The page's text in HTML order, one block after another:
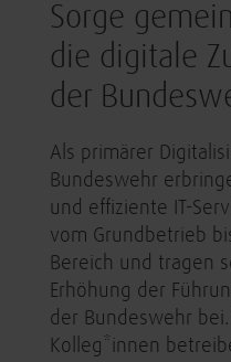
Sorge
die digitale
der
Als primärer
Bundeswehr
und effiziente IT-
vom Grundbetrieb
Bereich und tragen
Erhöhung der
der Bundeswehr
Kolleg*innen